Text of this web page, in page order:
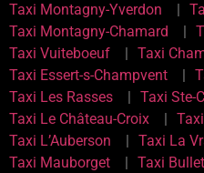
Taxi Montagny-Yverdon
Taxi Montagny-Chamard
Taxi Vuiteboeuf
Taxi
Taxi Essert-s-Champvent
Taxi Les Rasses
Taxi Ste-
Taxi Le Château-Croix
Taxi L’Auberson
Taxi La
Taxi Mauborget
Taxi Bullet